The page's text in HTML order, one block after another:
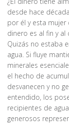
desde hace
por él y esta mujer
dinero es al fin y al
Quizás no estaba
agua. Si fluye
minerales
el hecho de
desvanecen y no
entendido, los
recipientes de
generosos